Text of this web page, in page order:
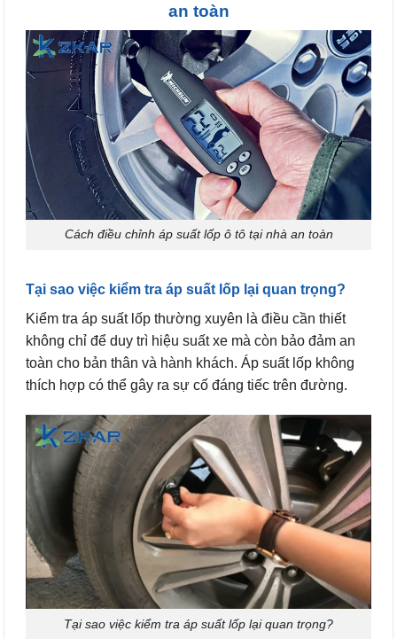
an toàn
Cách điều chỉnh áp suất lốp ô tô tại nhà an toàn
Tại sao việc kiểm tra áp suất lốp lại quan trọng?
Kiểm tra áp suất lốp thường xuyên là điều cần thiết
không chỉ để duy trì hiệu suất xe mà còn bảo đảm an
toàn cho bản thân và hành khách. Áp suất lốp không
thích hợp có thể gây ra sự cố đáng tiếc trên đường.
Tại sao việc kiểm tra áp suất lốp lại quan trọng?